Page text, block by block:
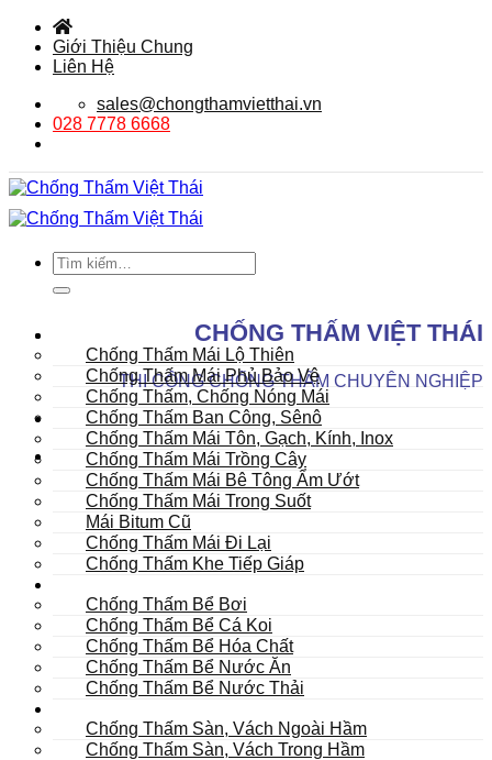
qua
Giới Thiệu Chung
Liên Hệ
sales@chongthamvietthai.vn
028 7778 6668
Tìm
kiếm:
CHỐNG THẤM VIỆT THÁI
THI CÔNG CHỐNG THẤM CHUYÊN NGHIỆP
Chống Thấm Mái Lộ Thiên
Chống Thấm Mái Phủ Bảo Vệ
Chống Thấm, Chống Nóng Mái
Chống Thấm Ban Công, Sênô
Chống Thấm Mái Tôn, Gạch, Kính, Inox
Chống Thấm Mái Trồng Cây
Chống Thấm Mái Bê Tông Ẩm Ướt
Chống Thấm Mái Trong Suốt
Mái Bitum Cũ
Chống Thấm Mái Đi Lại
Chống Thấm Khe Tiếp Giáp
Chống Thấm Bể Bơi
Chống Thấm Bể Cá Koi
Chống Thấm Bể Hóa Chất
Chống Thấm Bể Nước Ăn
Chống Thấm Bể Nước Thải
Chống Thấm Sàn, Vách Ngoài Hầm
Chống Thấm Sàn, Vách Trong Hầm